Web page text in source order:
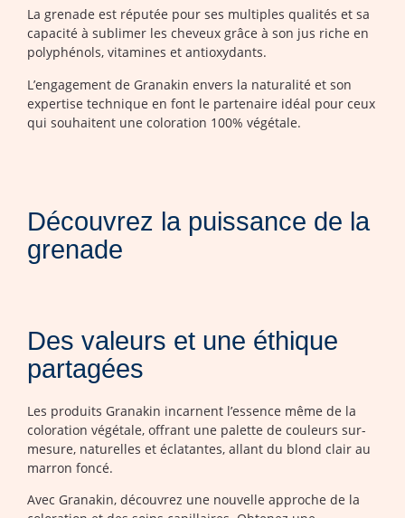
La grenade est réputée pour ses multiples qualités et sa
capacité à sublimer les cheveux grâce à son jus riche en
polyphénols, vitamines et antioxydants.
L’engagement de Granakin envers la naturalité et son
expertise technique en font le partenaire idéal pour ceux
qui souhaitent une coloration 100% végétale.
Découvrez la puissance de la
grenade
Des valeurs et une éthique
partagées
Les produits Granakin incarnent l’essence même de la
coloration végétale, offrant une palette de couleurs sur-
mesure, naturelles et éclatantes, allant du blond clair au
marron foncé.
Avec Granakin, découvrez une nouvelle approche de la